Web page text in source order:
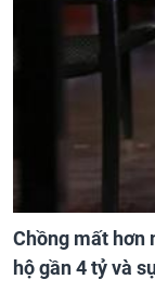
Chồng mất hơn
hộ gần 4 tỷ và